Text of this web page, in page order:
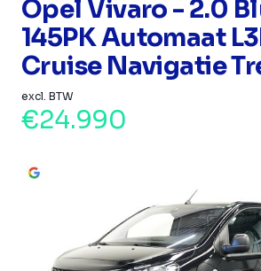
Opel Vivaro - 2.0
145PK Automaat
Cruise Navigatie
excl. BTW
€24.990